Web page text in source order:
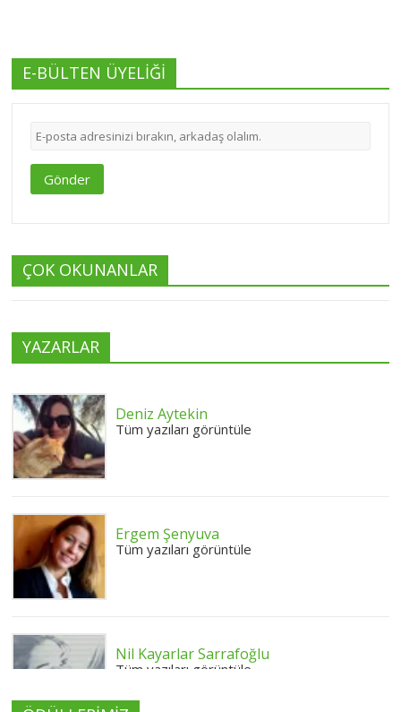
E-BÜLTEN ÜYELİĞİ
Gönder
ÇOK OKUNANLAR
YAZARLAR
Deniz Aytekin
Tüm yazıları görüntüle
Ergem Şenyuva
Tüm yazıları görüntüle
Nil Kayarlar Sarrafoğlu
Tüm yazıları görüntüle